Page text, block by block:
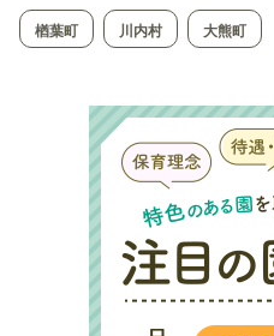
楢葉町
川内村 大熊町